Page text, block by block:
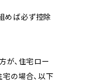
めば必ず控除
が、住宅ロー
宅の場合、以下